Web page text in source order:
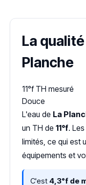
La
Planche
11°f TH mesuré
Douce
L'eau de La
un TH de 11°f.
limités, ce qui est
équipements et
C'est 4,3°f de